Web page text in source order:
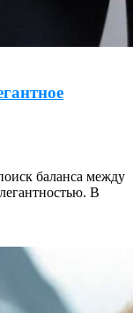
баланса между
В